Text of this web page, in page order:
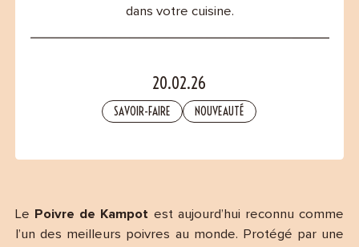
dans votre cuisine.
20.02.26
SAVOIR-FAIRE NOUVEAUTÉ
Le Poivre de Kampot est aujourd’hui reconnu comme
l’un des meilleurs poivres au monde. Protégé par une